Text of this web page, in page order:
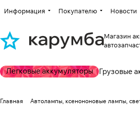
Информация Покупателю Новости
Магазин
Легковые аккумуляторы Грузовые
Главная Автолампы, ксенононовые лампы,